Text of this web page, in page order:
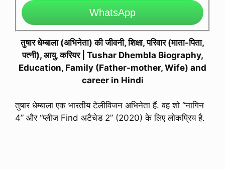
WhatsApp
तुषार धेम्बाला (अभिनेता) की जीवनी, शिक्षा, परिवार (माता-पिता,
पत्नी), आयु, करियर | Tushar Dhembla Biography,
Education, Family (Father-mother, Wife) and
career in Hindi
तुषार धेम्बाला एक भारतीय टेलीविजन अभिनेता हैं. वह शो “नागिन
4” और “प्लीज Find अटैचेड 2” (2020) के लिए लोकप्रिय है.